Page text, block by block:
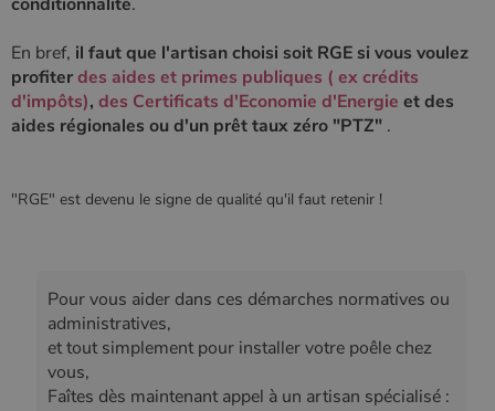
En bref, il faut que l'artisan choisi soit RGE si vous voulez
profiterdes aides et primes publiques ( ex crédits
d'impôts), des Certificats d'Economie d'Energie et des
aides régionales ou d'un prêt taux zéro "PTZ" .
"RGE" est devenu le signe de qualité qu'il faut retenir !
Pour vous aider dans ces démarches normatives ou
administratives,
et tout simplement pour installer votre poêle chez
vous,
Faîtes dès maintenant appel à un artisan spécialisé :